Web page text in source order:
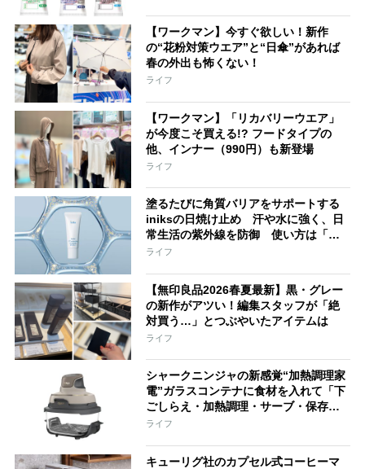
【ワークマン】今すぐ欲しい！新作
の“花粉対策ウエア”と“日傘”があれば
春の外出も怖くない！
ライフ
【ワークマン】「リカバリーウエア」
が今度こそ買える!? フードタイプの
他、インナー（990円）も新登場
ライフ
塗るたびに角質バリアをサポートする
iniksの日焼け止め 汗や水に強く、日
常生活の紫外線を防御 使い方は「朝
の保湿後に塗るだけ」、メイク下地と
ライフ
【無印良品2026春夏最新】黒・グレー
の新作がアツい！編集スタッフが「絶
対買う…」とつぶやいたアイテムは
ライフ
シャークニンジャの新感覚“加熱調理家
電”ガラスコンテナに食材を入れて「下
ごしらえ・加熱調理・サーブ・保存・
温め直し」、モードと時間をセットし
ライフ
キューリグ社のカプセル式コーヒーマ